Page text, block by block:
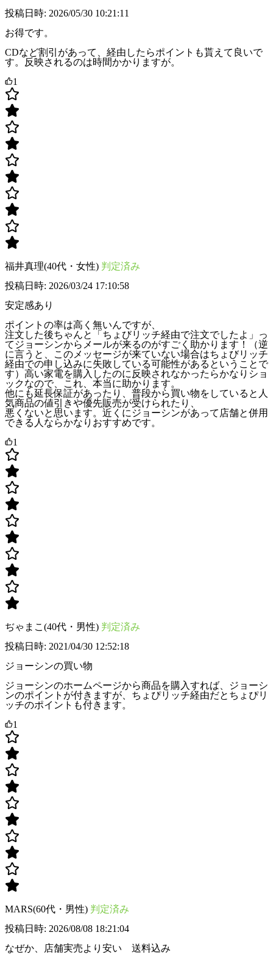
投稿日時: 2026/05/30 10:21:11
お得です。
CDなど割引があって、経由したらポイントも貰えて良いで
す。反映されるのは時間かかりますが。
1
福井真理(40代・女性) 判定済み
投稿日時: 2026/03/24 17:10:58
安定感あり
ポイントの率は高く無いんですが、
注文した後ちゃんと「ちょびリッチ経由で注文でしたよ」っ
てジョーシンからメールが来るのがすごく助かります！（逆
に言うと、このメッセージが来ていない場合はちょびリッチ
経由での申し込みに失敗している可能性があるということで
す）高い家電を購入したのに反映されなかったらかなりショ
ックなので、これ、本当に助かります。
他にも延長保証があったり、普段から買い物をしていると人
気商品の値引きや優先販売が受けられたり、
悪くないと思います。近くにジョーシンがあって店舗と併用
できる人ならかなりおすすめです。
1
ぢゃまこ(40代・男性) 判定済み
投稿日時: 2021/04/30 12:52:18
ジョーシンの買い物
ジョーシンのホームページから商品を購入すれば、ジョーシ
ンのポイントが付きますが、ちょぴリッチ経由だとちょぴリ
ッチのポイントも付きます。
1
MARS(60代・男性) 判定済み
投稿日時: 2026/08/08 18:21:04
なぜか、店舗実売より安い 送料込み